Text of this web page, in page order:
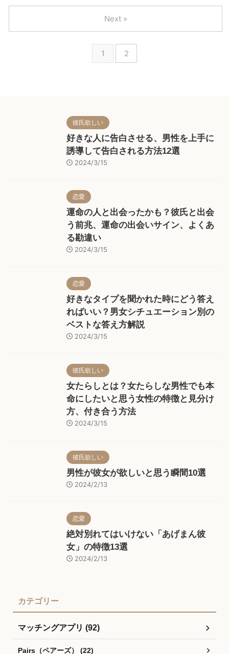
アカウント情報は残り続けるた
め、正しい手順で退会する必要が
方法について解説していきます。
ている人は少ないのではないでし
ょうか。 全体的な流れとそれに
関する手順を知っておけば、彼女
を作ることは簡単です。 今回
は、withの使い方からデートまで
1 2
Next »
彼氏欲しい
好きな人に告白させる、男性を上手に
誘導して告白される方法12選
2024/3/15
恋愛
運命の人と出会ったかも？彼氏と出会
う前兆、運命の出会いサイン、よくあ
る勘違い
2024/3/15
恋愛
好きなタイプを聞かれた時にどう答え
ればいい？男女シチュエーション別の
ベストな答え方解説
2024/3/15
彼氏欲しい
女たらしとは？女たらしな男性でも本
命にしたいと思う女性の特徴と見分け
方、付き合う方法
2024/3/15
彼氏欲しい
男性が彼女が欲しいと思う瞬間10選
2024/2/13
恋愛
絶対別れてはいけない「あげまん彼
女」の特徴13選
2024/2/13
カテゴリー
マッチングアプリ (92)
Pairs（ペアーズ） (22)